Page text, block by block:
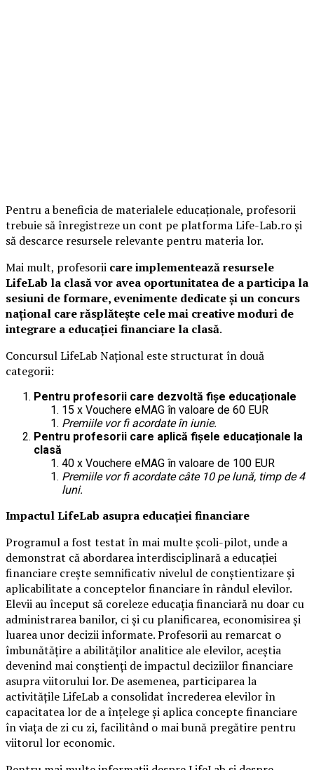
Pentru a beneficia de materialele educaționale, profesorii
trebuie să înregistreze un cont pe platforma Life-Lab.ro și
să descarce resursele relevante pentru materia lor.
Mai mult, profesorii care implementează resursele
LifeLab la clasă vor avea oportunitatea de a participa la
sesiuni de formare, evenimente dedicate și un concurs
național care răsplătește cele mai creative moduri de
integrare a educației financiare la clasă.
Concursul LifeLab Național este structurat în două
categorii:
Pentru profesorii care dezvoltă fișe educaționale
15 x Vouchere eMAG în valoare de 60 EUR
Premiile vor fi acordate în iunie.
Pentru profesorii care aplică fișele educaționale la
clasă
40 x Vouchere eMAG în valoare de 100 EUR
Premiile vor fi acordate câte 10 pe lună, timp de 4
luni.
Impactul LifeLab asupra educației financiare
Programul a fost testat în mai multe școli-pilot, unde a
demonstrat că abordarea interdisciplinară a educației
financiare crește semnificativ nivelul de conștientizare și
aplicabilitate a conceptelor financiare în rândul elevilor.
Elevii au început să coreleze educația financiară nu doar cu
administrarea banilor, ci și cu planificarea, economisirea și
luarea unor decizii informate. Profesorii au remarcat o
îmbunătățire a abilităților analitice ale elevilor, aceștia
devenind mai conștienți de impactul deciziilor financiare
asupra viitorului lor. De asemenea, participarea la
activitățile LifeLab a consolidat încrederea elevilor în
capacitatea lor de a înțelege și aplica concepte financiare
în viața de zi cu zi, facilitând o mai bună pregătire pentru
viitorul lor economic.